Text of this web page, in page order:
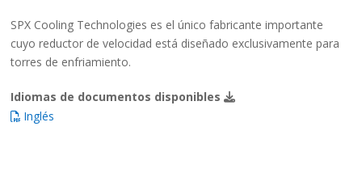
SPX Cooling Technologies es el único fabricante importante
cuyo reductor de velocidad está diseñado exclusivamente para
torres de enfriamiento.
Idiomas de documentos disponibles
Inglés